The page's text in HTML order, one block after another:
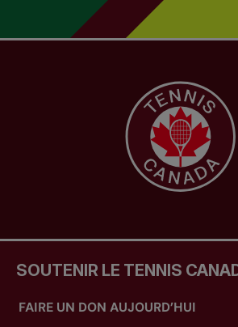
SOUTENIR LE TENNIS
FAIRE UN DON AUJOURD’HUI